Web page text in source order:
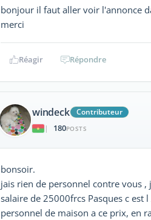
bonjour il faut aller voir l'annonce
merci
Réagir Répondre
windeck
Contributeur
|
180POSTS
bonsoir.
jais rien de personnel contre vous
salaire de 25000frcs Pasques c est
personnel de maison a ce prix, en